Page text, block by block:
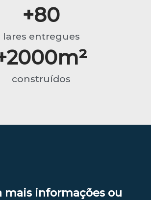
lares entregues
+80
construídos
2000m²
mais informações ou